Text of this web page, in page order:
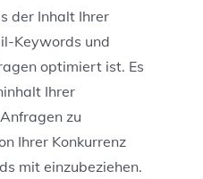
der Inhalt Ihrer
Keywords und
optimiert ist. Es
Ihrer
zu
Ihrer Konkurrenz
mit einzubeziehen.